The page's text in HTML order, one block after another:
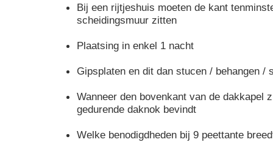
Bij een rijtjeshuis moeten de kant
scheidingsmuur zitten
Plaatsing in enkel 1 nacht
Gipsplaten en dit dan stucen / behangen /
Wanneer den bovenkant van de dakkapel
gedurende daknok bevindt
Welke benodigdheden bij 9 peettante